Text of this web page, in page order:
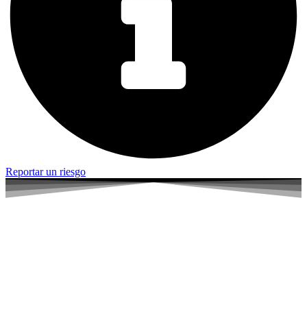
Reportar un riesgo